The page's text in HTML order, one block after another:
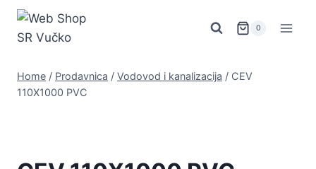
Skip
content
0
Home / Prodavnica / Vodovod i kanalizacija / CEV
110X1000 PVC